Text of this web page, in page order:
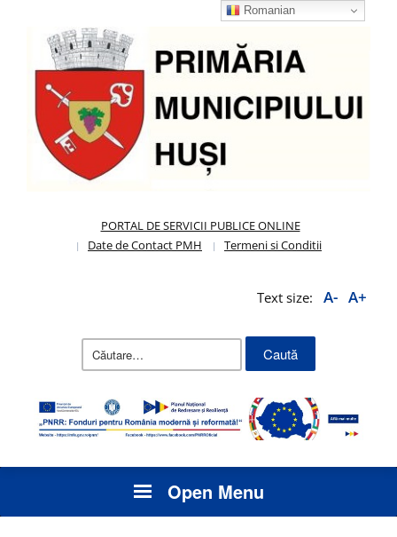
PORTAL DE SERVICII PUBLICE ONLINE
Date de Contact PMH
Termeni si Conditii
Text size: A- A+
Caută
Open Menu
Romanian